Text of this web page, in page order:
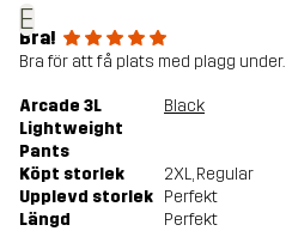
E
Bra!
Bra för att få plats med plagg under.
Arcade 3L
Lightweight
Pants
Black
Köpt storlek 2XL, Regular
Upplevd storlek Perfekt
Längd
Perfekt